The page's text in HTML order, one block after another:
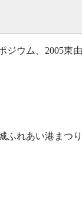
ジウム、2005東
れあい港まつり